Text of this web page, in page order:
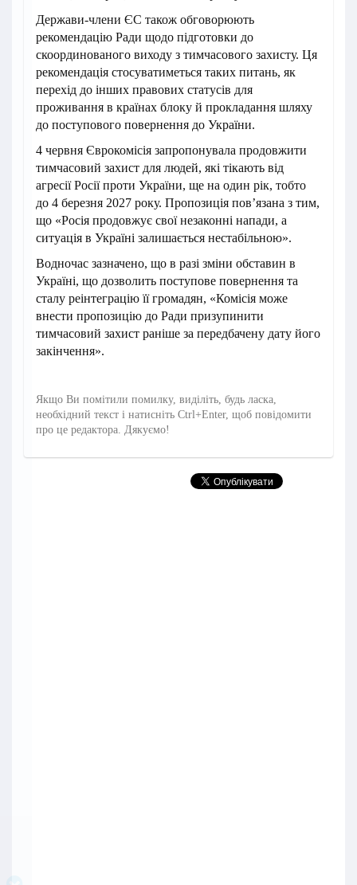
Держави-члени ЄС також обговорюють
рекомендацію Ради щодо підготовки до
скоординованого виходу з тимчасового захисту. Ця
рекомендація стосуватиметься таких питань, як
перехід до інших правових статусів для
проживання в країнах блоку й прокладання шляху
до поступового повернення до України.
4 червня Єврокомісія запропонувала продовжити
тимчасовий захист для людей, які тікають від
агресії Росії проти України, ще на один рік, тобто
до 4 березня 2027 року. Пропозиція пов’язана з тим,
що «Росія продовжує свої незаконні напади, а
ситуація в Україні залишається нестабільною».
Водночас зазначено, що в разі зміни обставин в
Україні, що дозволить поступове повернення та
сталу реінтеграцію її громадян, «Комісія може
внести пропозицію до Ради призупинити
тимчасовий захист раніше за передбачену дату його
закінчення».
Якщо Ви помітили помилку, виділіть, будь ласка,
необхідний текст і натисніть Ctrl+Enter, щоб повідомити
про це редактора. Дякуємо!